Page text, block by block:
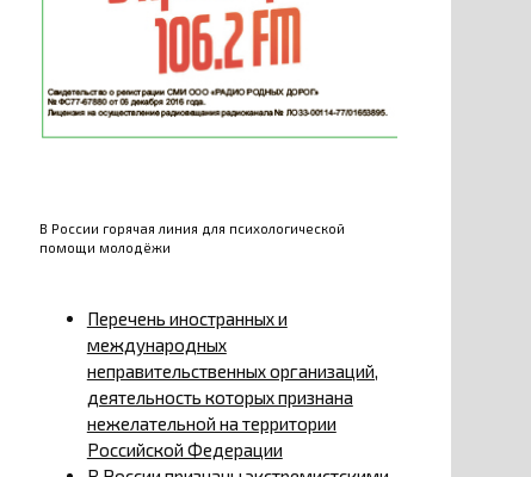
В России горячая линия для психологической
помощи молодёжи
Перечень иностранных и
международных
неправительственных организаций,
деятельность которых признана
нежелательной на территории
Российской Федерации